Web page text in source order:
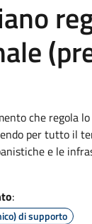
che regola
per tutto il
e le
:
di supporto